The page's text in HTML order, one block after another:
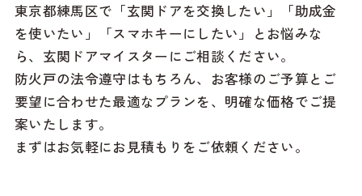
東京都練馬区で「玄関ドアを交換したい」「助成金
を使いたい」「スマホキーにしたい」とお悩みな
ら、玄関ドアマイスターにご相談ください。
防火戸の法令遵守はもちろん、お客様のご予算とご
要望に合わせた最適なプランを、明確な価格でご提
案いたします。
まずはお気軽にお見積もりをご依頼ください。